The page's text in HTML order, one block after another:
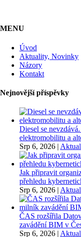
MENU
Úvod
Aktuality, Novinky
Názory
Kontakt
Nejnovější příspěvky
Diesel se
elektromobilitu a
Srp 6, 2026 |
Jak připravit
přehledu
Srp 6, 2026 |
ČAS rozšířila
zavádění BIM v
Srp 6, 2026 |